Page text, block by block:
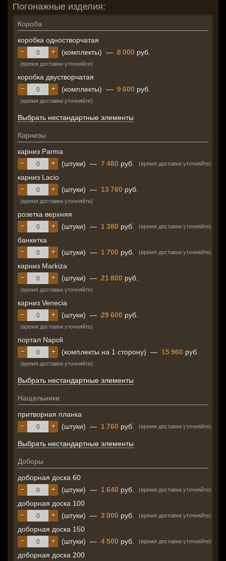
Погонажные изделия:
Короба
коробка одностворчатая
+
− (комплекты) — 8 000 руб.
(время доставки уточняйте)
коробка двустворчатая
+
− (комплекты) — 9 600 руб.
(время доставки уточняйте)
Выбрать нестандартные элементы
Карнизы
карниз Parma
+
− (штуки) — 7 480 руб. (время доставки уточняйте)
карниз Lacio
+
− (штуки) — 13 760 руб.
(время доставки уточняйте)
розетка верхняя
+
− (штуки) — 1 380 руб. (время доставки уточняйте)
банкетка
+
− (штуки) — 1 700 руб. (время доставки уточняйте)
карниз Markiza
+
− (штуки) — 21 800 руб.
(время доставки уточняйте)
карниз Venecia
+
− (штуки) — 29 600 руб.
(время доставки уточняйте)
портал Napoli
+
− (комплекты на 1 сторону) — 15 960 руб.
(время доставки уточняйте)
Выбрать нестандартные элементы
Нащельники
притворная планка
+
− (штуки) — 1 760 руб. (время доставки уточняйте)
Выбрать нестандартные элементы
Доборы
доборная доска 60
+
− (штуки) — 1 640 руб. (время доставки уточняйте)
доборная доска 100
+
− (штуки) — 3 000 руб. (время доставки уточняйте)
доборная доска 150
+
− (штуки) — 4 500 руб. (время доставки уточняйте)
доборная доска 200